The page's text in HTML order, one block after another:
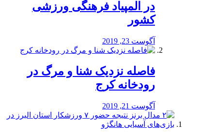
در المپیاد فرهنگی ورزشی
کشور
آگوست 23, 2019
️فاصله نزدیک شنا و مرگ در
رودخانه کرج
آگوست 21, 2019